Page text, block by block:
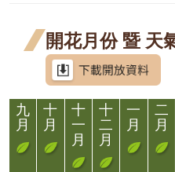
告
開花月份 暨 天
九
月
十
月
十
一
月
十
二
月
一
月
二
月